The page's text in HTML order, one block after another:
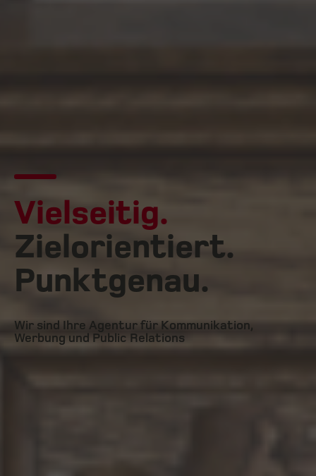
Vielseitig.
Zielorientiert.
Punktgenau.
Wir sind Ihre Agentur für Kommunikation,
Werbung und Public Relations